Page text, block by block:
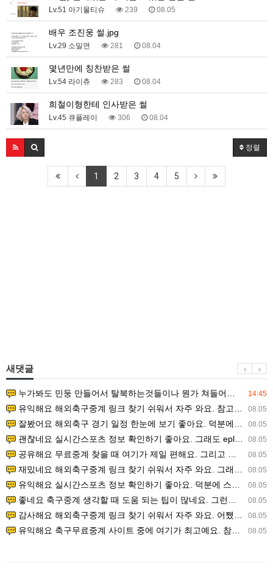
Lv.51 아기물티슈 239 08.05
배우 조진웅 썰.jpg
Lv.29 소밀면 281 08.04
몇년만에 칭찬받은 썰
Lv.54 라이츄 283 08.04
희철이형한테 인사받은 썰
Lv.45 큐플레이 306 08.04
정렬
1 2 3 4 5
새댓글
14:45
누가봐도 민둥 만들어서 탈북하는것들이나 뭔가 쳐들어오는 낌새를 미리 알아차리기 위함이지 저걸 전쟁준비라고 하…
08.05
유익해요 해외축구중계 링크 찾기 쉬워서 자주 와요. 참고로 무료스포츠중계 정보 확인할 때 출처 꼭 체크해요.…
08.05
잘봤어요 해외축구 경기 일정 한눈에 보기 좋아요. 덕분에 epl중계 볼 때 공식 중계 채널 먼저 찾아봐요. …
08.05
괜찮네요 실시간스포츠 정보 확인하기 좋아요. 그래도 epl중계 볼 때 공식 중계 채널 먼저 찾아봐요. 북마크…
08.05
공유해요 무료중계 찾을 때 여기가 제일 편해요. 그리고 무료스포츠중계 정보 확인할 때 출처 꼭 체크해요. 앞…
08.05
재밌네요 해외축구중계 링크 찾기 쉬워서 자주 와요. 그래서 해외축구중계도 정식 서비스로 봐야 안전해요. 다음…
08.05
유익해요 실시간스포츠 정보 확인하기 좋아요. 덕분에 스포츠중계는 합법적인 경로로만 시청하려 해요. 좋은 정보…
08.05
좋네요 축구중계 생각할 때 도움 되는 팁이 많네요. 그런데 해외축구중계도 정식 서비스로 봐야 안전해요. 다음…
08.05
감사해요 해외축구중계 링크 찾기 쉬워서 자주 와요. 어쨌든 축구무료중계도 합법적인 곳에서 봐야 마음 편해요.…
08.05
유익해요 축구무료중계 사이트 중에 여기가 최고예요. 참고로 축구무료중계도 합법적인 곳에서 봐야 마음 편해요.…